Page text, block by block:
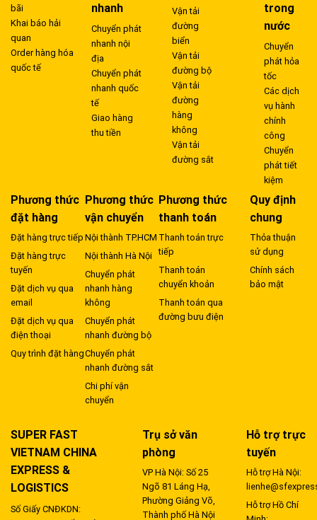
bãi
Khai báo hải
quan
Order hàng hóa
quốc tế
nhanh
Chuyển phát
nhanh nội
địa
Chuyển phát
nhanh quốc
tế
Giao hàng
thu tiền
Vận tải
đường
biển
Vận tải
đường bộ
Vận tải
đường
hàng
không
Vận tải
đường sắt
trong
nước
Chuyển
phát hỏa
tốc
Các dịch
vụ hành
chính
công
Chuyển
phát tiết
kiệm
Phương thức
đặt hàng
Đặt hàng trực tiếp
Đặt hàng trực
tuyến
Đặt dịch vụ qua
email
Đặt dịch vụ qua
điện thoại
Quy trình đặt hàng
Phương thức
vận chuyển
Nội thành TP.HCM
Nội thành Hà Nội
Chuyển phát
nhanh hàng
không
Chuyển phát
nhanh đường bộ
Chuyển phát
nhanh đường sắt
Chi phí vận
chuyển
Phương thức
thanh toán
Thanh toán trực
tiếp
Thanh toán
chuyển khoản
Thanh toán qua
đường bưu điện
Quy định
chung
Thỏa thuận
sử dụng
Chính sách
bảo mật
SUPER FAST
VIETNAM CHINA
EXPRESS &
LOGISTICS
Số Giấy CNĐKDN:
Trụ sở văn
phòng
VP Hà Nội: Số 25
Ngõ 81 Láng Hạ,
Phường Giảng Võ,
Thành phố Hà Nội
Hỗ trợ trực
tuyến
Hỗ trợ Hà Nội:
Hỗ trợ Hồ Chí